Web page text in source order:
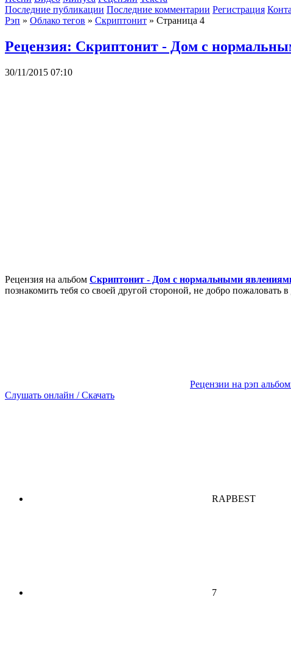
Последние публикации Последние комментарии Регистрация
Рэп » Облако тегов » Скриптонит » Страница 4
Рецензия: Скриптонит - Дом с
30/11/2015 07:10
Рецензия на альбом Скриптонит - Дом с нормальными
познакомить тебя со своей другой стороной, не добро
Рецензии на рэп
Слушать онлайн / Скачать
RAPBEST
7